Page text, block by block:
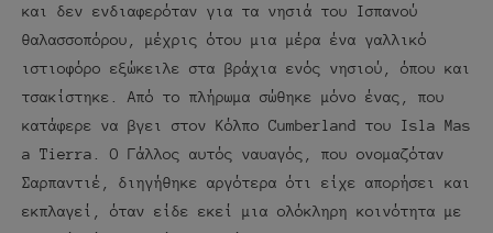
και δεν ενδιαφερόταν για τα νησιά του Ισπανού
θαλασσοπόρου, μέχρις ότου μια μέρα ένα γαλλικό
ιστιοφόρο εξώκειλε στα βράχια ενός νησιού, όπου και
τσακίστηκε. Από το πλήρωμα σώθηκε μόνο ένας, που
κατάφερε να βγει στον Κόλπο Cumberland του Isla Mas
a Tierra. Ο Γάλλος αυτός ναυαγός, που ονομαζόταν
Σαρπαντιέ, διηγήθηκε αργότερα ότι είχε απορήσει και
εκπλαγεί, όταν είδε εκεί μια ολόκληρη κοινότητα με